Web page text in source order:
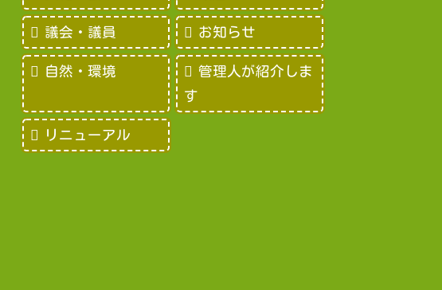
議会・議員 お知らせ
自然・環境
管理人が紹介しま
す
リニューアル